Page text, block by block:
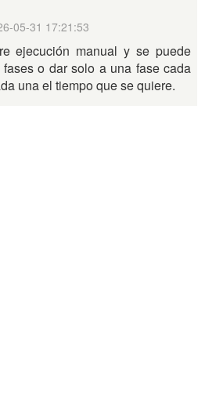
05-31 17:21:53
ejecución manual y se puede
o dar solo a una fase cada
una el tiempo que se quiere.